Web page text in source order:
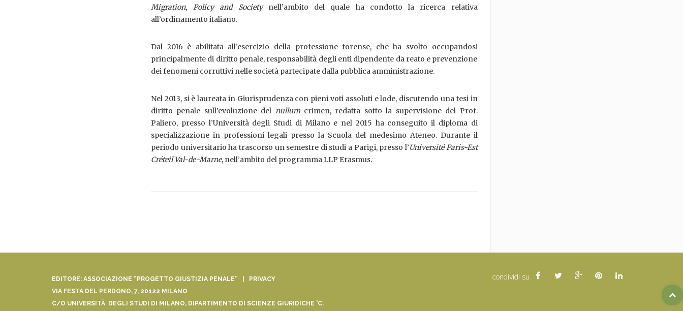
Migration, Policy and Societynell’ambito del quale ha condotto la ricerca relativa
all’ordinamento italiano.
Dal 2016 è abilitata all’esercizio della professione forense, che ha svolto occupandosi
principalmente di diritto penale, responsabilità degli enti dipendente da reato e prevenzione
dei fenomeni corruttivi nelle società partecipate dalla pubblica amministrazione.
Nel 2013, si è laureata in Giurisprudenza con pieni voti assoluti e lode, discutendo una tesi in
diritto penale sull’evoluzione del nullum crimen, redatta sotto la supervisione del Prof.
Paliero, presso l’Università degli Studi di Milano e nel 2015 ha conseguito il diploma di
specializzazione in professioni legali presso la Scuola del medesimo Ateneo. Durante il
periodo universitario ha trascorso un semestre di studi a Parigi, presso l’Université Paris-Est
Créteil Val-de-Marne, nell’ambito del programma LLP Erasmus.
EDITORE: ASSOCIAZIONE “PROGETTO GIUSTIZIA PENALE” |
PRIVACY
VIA FESTA DEL PERDONO, 7, 20122 MILANO
C/O UNIVERSITÀ DEGLI STUDI DI MILANO, DIPARTIMENTO DI SCIENZE GIURIDICHE 'C.
condividi su